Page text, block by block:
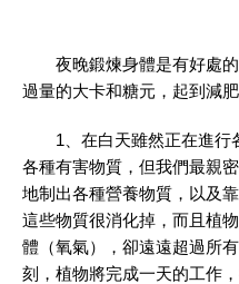
夜晚鍛煉身體是有好處的
過量的大卡和糖元，起到減肥
1、在白天雖然正在進行
各種有害物質，但我們最親
地制出各種營養物質，以及
這些物質很消化掉，而且植
體（氧氣），卻遠遠超過所
刻，植物將完成一天的工作